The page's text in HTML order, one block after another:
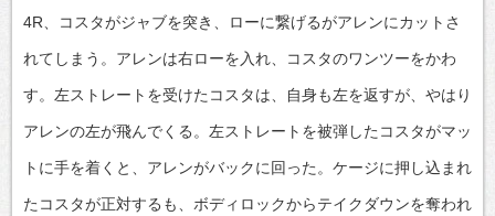
4R、コスタがジャブを突き、ローに繋げるがアレンにカットさ
れてしまう。アレンは右ローを入れ、コスタのワンツーをかわ
す。左ストレートを受けたコスタは、自身も左を返すが、やはり
アレンの左が飛んでくる。左ストレートを被弾したコスタがマッ
トに手を着くと、アレンがバックに回った。ケージに押し込まれ
たコスタが正対するも、ボディロックからテイクダウンを奪われ